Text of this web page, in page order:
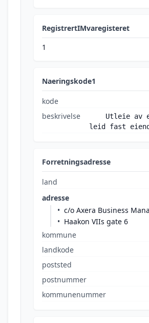
RegistrertIMvaregisteret
1
Naeringskode1
kode
beskrivelse
Utleie av
leid fast
Forretningsadresse
land
adresse
c/o Axera Business
Haakon VIIs gate 6
kommune
landkode
poststed
postnummer
kommunenummer